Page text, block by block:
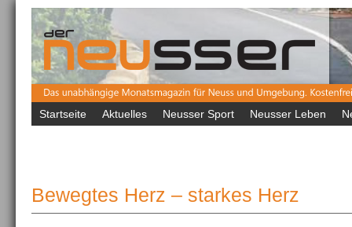
Startseite Aktuelles Neusser Sport Neusser Leben
Bewegtes Herz – starkes Herz